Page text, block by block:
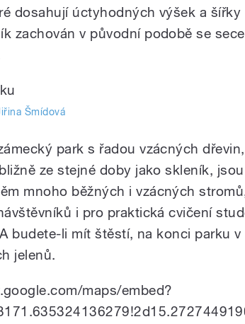
dosahují úctyhodných výšek a šířky
zachován v původní podobě se
Šmídová
park s řadou vzácných dřevin,
ze stejné doby jako skleník,
mnoho běžných i vzácných
i pro praktická cvičení
budete-li mít štěstí, na konci parku v
jelenů.
maps/embed?